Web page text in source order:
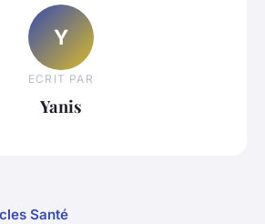
Y
ECRIT PAR
Yanis
Santé